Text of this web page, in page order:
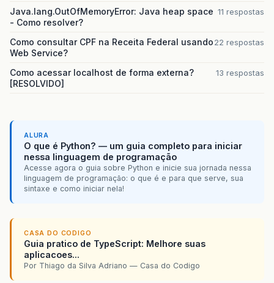
Java.lang.OutOfMemoryError: Java heap space
- Como resolver?
11 respostas
Como consultar CPF na Receita Federal usando
Web Service?
22 respostas
Como acessar localhost de forma externa?
[RESOLVIDO]
13 respostas
ALURA
O que é Python? — um guia completo para iniciar
nessa linguagem de programação
Acesse agora o guia sobre Python e inicie sua jornada nessa
linguagem de programação: o que é e para que serve, sua
sintaxe e como iniciar nela!
CASA DO CODIGO
Guia pratico de TypeScript: Melhore suas
aplicacoes...
Por Thiago da Silva Adriano — Casa do Codigo